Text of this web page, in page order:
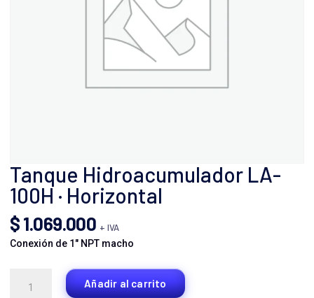
Tanque Hidroacumulador LA-
100H · Horizontal
$1.069.000 + IVA
Conexión de 1″ NPT macho
Hidroacumulador
Añadir al carrito